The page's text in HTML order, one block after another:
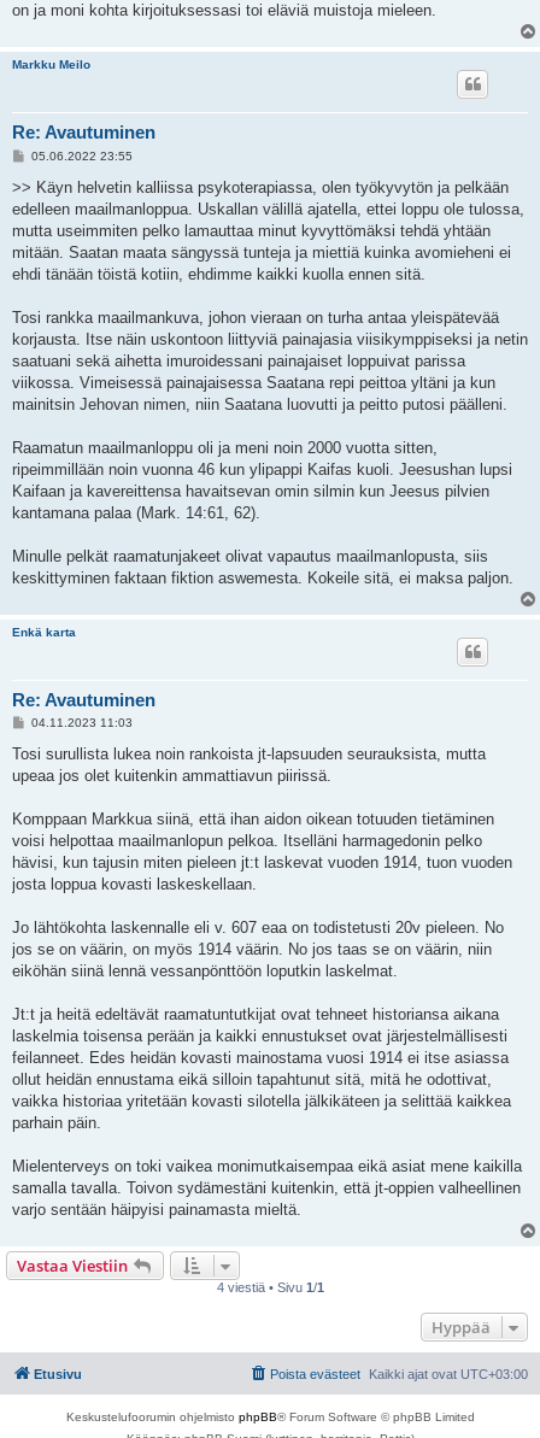
on ja moni kohta kirjoituksessasi toi eläviä muistoja mieleen.
Markku Meilo
Re: Avautuminen
V
e
t
i
05.06.2022 23:55
>> Käyn helvetin kalliissa psykoterapiassa, olen työkyvytön ja pelkään
edelleen maailmanloppua. Uskallan välillä ajatella, ettei loppu ole tulossa,
mutta useimmiten pelko lamauttaa minut kyvyttömäksi tehdä yhtään
mitään. Saatan maata sängyssä tunteja ja miettiä kuinka avomieheni ei
ehdi tänään töistä kotiin, ehdimme kaikki kuolla ennen sitä.
Tosi rankka maailmankuva, johon vieraan on turha antaa yleispätevää
korjausta. Itse näin uskontoon liittyviä painajasia viisikymppiseksi ja netin
saatuani sekä aihetta imuroidessani painajaiset loppuivat parissa
viikossa. Vimeisessä painajaisessa Saatana repi peittoa yltäni ja kun
mainitsin Jehovan nimen, niin Saatana luovutti ja peitto putosi päälleni.
Raamatun maailmanloppu oli ja meni noin 2000 vuotta sitten,
ripeimmillään noin vuonna 46 kun ylipappi Kaifas kuoli. Jeesushan lupsi
Kaifaan ja kavereittensa havaitsevan omin silmin kun Jeesus pilvien
kantamana palaa (Mark. 14:61, 62).
Minulle pelkät raamatunjakeet olivat vapautus maailmanlopusta, siis
keskittyminen faktaan fiktion aswemesta. Kokeile sitä, ei maksa paljon.
Enkä karta
Re: Avautuminen
V
e
t
04.11.2023 11:03
Tosi surullista lukea noin rankoista jt-lapsuuden seurauksista, mutta
upeaa jos olet kuitenkin ammattiavun piirissä.
Komppaan Markkua siinä, että ihan aidon oikean totuuden tietäminen
voisi helpottaa maailmanlopun pelkoa. Itselläni harmagedonin pelko
hävisi, kun tajusin miten pieleen jt:t laskevat vuoden 1914, tuon vuoden
josta loppua kovasti laskeskellaan.
Jo lähtökohta laskennalle eli v. 607 eaa on todistetusti 20v pieleen. No
jos se on väärin, on myös 1914 väärin. No jos taas se on väärin, niin
eiköhän siinä lennä vessanpönttöön loputkin laskelmat.
Jt:t ja heitä edeltävät raamatuntutkijat ovat tehneet historiansa aikana
laskelmia toisensa perään ja kaikki ennustukset ovat järjestelmällisesti
feilanneet. Edes heidän kovasti mainostama vuosi 1914 ei itse asiassa
ollut heidän ennustama eikä silloin tapahtunut sitä, mitä he odottivat,
vaikka historiaa yritetään kovasti silotella jälkikäteen ja selittää kaikkea
parhain päin.
Mielenterveys on toki vaikea monimutkaisempaa eikä asiat mene kaikilla
samalla tavalla. Toivon sydämestäni kuitenkin, että jt-oppien valheellinen
varjo sentään häipyisi painamasta mieltä.
Vastaa Viestiin
4 viestiä • Sivu 1/1
Hyppää
Etusivu Kaikki ajat ovat UTC+03:00
Poista evästeet
Keskustelufoorumin ohjelmisto phpBB® Forum Software © phpBB Limited